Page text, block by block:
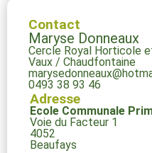
Contact
Maryse Donneaux
Cercle Royal Horticole
Vaux / Chaudfontaine
0493 38 93 46
Adresse
Ecole Communale
Voie du Facteur 1
4052
Beaufays